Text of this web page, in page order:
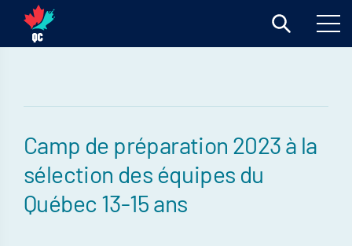
Camp de préparation 2023 à la
sélection des équipes du
Québec 13-15 ans